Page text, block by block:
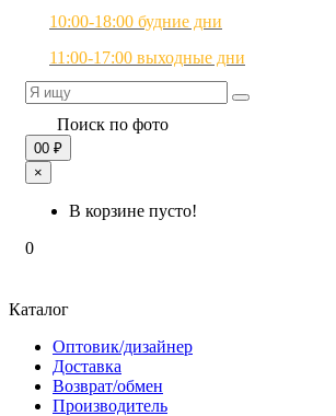
10:00-18:00 будние дни
11:00-17:00 выходные дни
Поиск по фото
00 ₽
×
В корзине пусто!
0
Каталог
Оптовик/дизайнер
Доставка
Возврат/обмен
Производитель